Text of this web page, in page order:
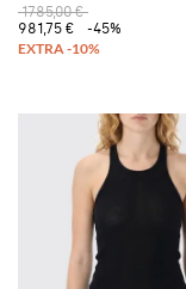
1785,00 €
981,75 €
-45%